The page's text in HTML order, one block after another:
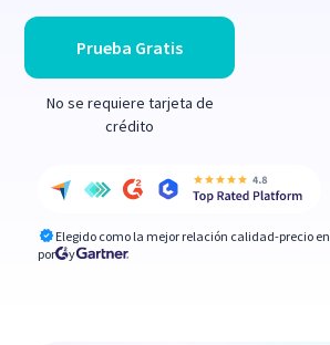
Prueba Gratis
No se requiere tarjeta de
crédito
Elegido como la mejor relación calidad-precio en
por
y